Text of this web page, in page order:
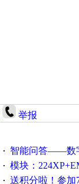
举报
· 智能问答——数字化工厂与
· 模块：
· 送积分啦！参加7月6日